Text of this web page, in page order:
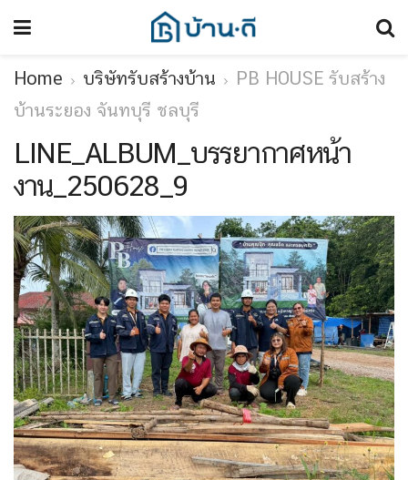
Home บริษัทรับสร้างบ้าน
PB HOUSE รับสร้าง
บ้านระยอง จันทบุรี ชลบุรี
LINE_ALBUM_บรรยากาศหน้า
งาน_250628_9